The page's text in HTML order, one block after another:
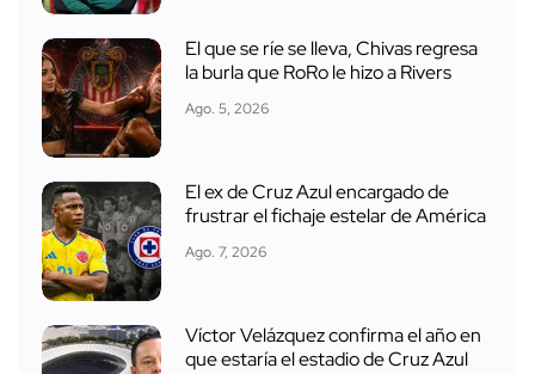
El que se ríe se lleva, Chivas regresa
la burla que RoRo le hizo a Rivers
Ago. 5, 2026
El ex de Cruz Azul encargado de
frustrar el fichaje estelar de América
Ago. 7, 2026
Víctor Velázquez confirma el año en
que estaría el estadio de Cruz Azul